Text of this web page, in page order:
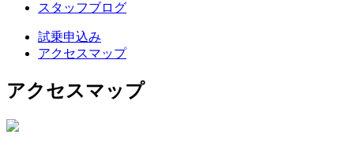
スタッフブログ
試乗申込み
アクセスマップ
アクセスマップ